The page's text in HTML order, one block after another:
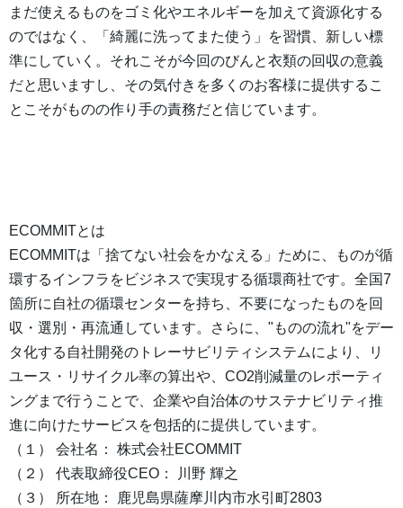
まだ使えるものをゴミ化やエネルギーを加えて資源化する
のではなく、「綺麗に洗ってまた使う」を習慣、新しい標
準にしていく。それこそが今回のびんと衣類の回収の意義
だと思いますし、その気付きを多くのお客様に提供するこ
とこそがものの作り手の責務だと信じています。
ECOMMITとは
ECOMMITは「捨てない社会をかなえる」ために、ものが循
環するインフラをビジネスで実現する循環商社です。全国7
箇所に自社の循環センターを持ち、不要になったものを回
収・選別・再流通しています。さらに、"ものの流れ"をデー
タ化する自社開発のトレーサビリティシステムにより、リ
ユース・リサイクル率の算出や、CO2削減量のレポーティ
ングまで行うことで、企業や自治体のサステナビリティ推
進に向けたサービスを包括的に提供しています。
（１） 会社名： 株式会社ECOMMIT
（２） 代表取締役CEO： 川野 輝之
（３） 所在地： ⿅児島県薩摩川内市水引町2803